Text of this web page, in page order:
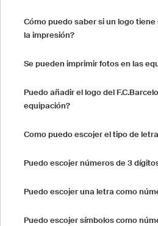
Cómo puedo saber si un logo
la impresión?
Se pueden imprimir fotos en las
Puedo añadir el logo del
equipación?
Como puedo escojer el tipo de
Puedo escojer números de 3
Puedo escojer una letra como
Puedo escojer símbolos como